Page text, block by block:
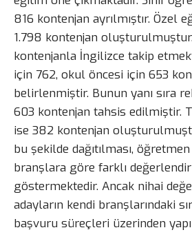
816 kontenjan ayrılmıştır. Özel
1.798 kontenjan
kontenjanla İngilizce takip
için 762, okul öncesi için 653
belirlenmiştir. Bunun yanı sıra
603 kontenjan tahsis edilmiştir.
ise 382 kontenjan
bu şekilde dağıtılması, öğretmen
branşlara göre farklı
göstermektedir. Ancak nihai
adayların kendi branşlarındaki
başvuru süreçleri üzerinden